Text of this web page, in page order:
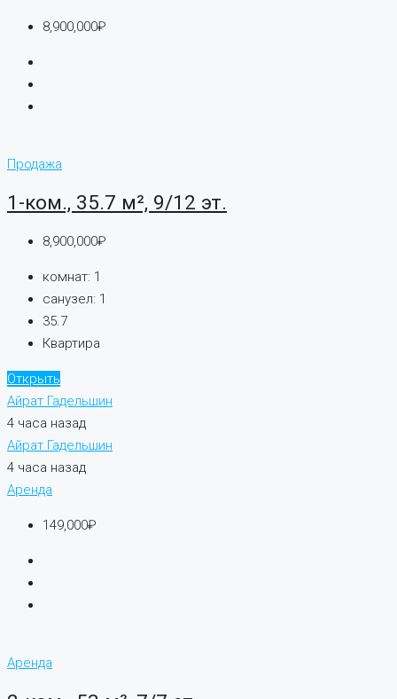
8,900,000₽
Продажа
1-ком., 35.7 м², 9/12 эт.
8,900,000₽
комнат: 1
санузел: 1
35.7
Квартира
Открыть
Айрат Гадельшин
4 часа назад
Айрат Гадельшин
4 часа назад
Аренда
149,000₽
Аренда